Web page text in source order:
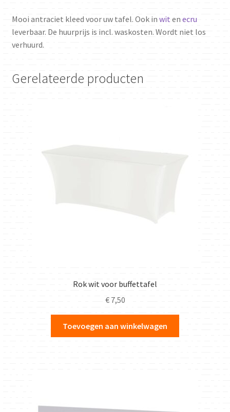
Mooi antraciet kleed voor uw tafel. Ook in wit en ecru
leverbaar. De huurprijs is incl. waskosten. Wordt niet los
verhuurd.
Gerelateerde producten
Rok wit voor buffettafel
€7,50
Toevoegen aan winkelwagen